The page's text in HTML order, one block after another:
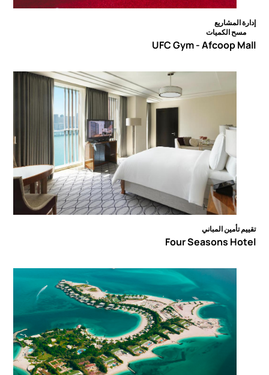
إدارة المشاريع
مسح الكميات
UFC Gym - Afcoop Mall
تقييم تأمين المباني
Four Seasons Hotel